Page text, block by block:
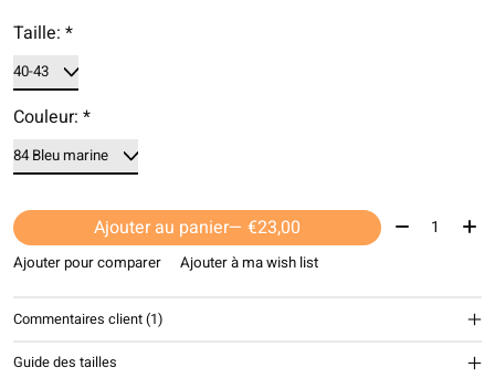
Taille: *
Couleur: *
Ajouter au panier — €23,00 Quantité:
Ajouter pour comparer Ajouter à ma wish list
Commentaires client (1)
Guide des tailles